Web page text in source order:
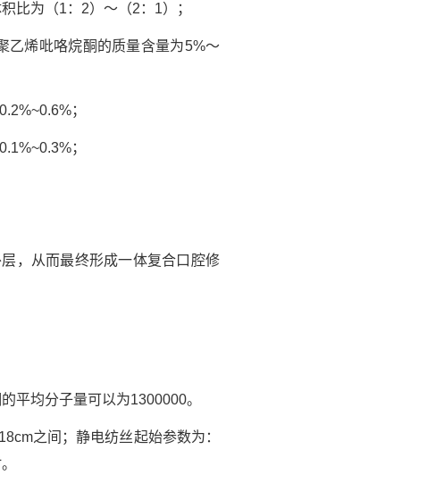
比为（1：2）～（2：1）；
乙烯吡咯烷酮的质量含量为5%～
；
；
，从而最终形成一体复合口腔修
平均分子量可以为1300000。
之间；静电纺丝起始参数为：